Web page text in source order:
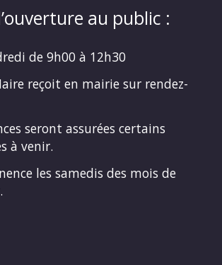
au public :
de 9h00 à 12h30
reçoit en mairie sur rendez-
seront assurées certains
à venir.
les samedis des mois de